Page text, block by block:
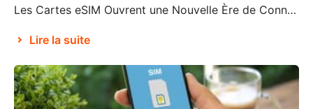
Les Cartes eSIM Ouvrent une Nouvelle Ère de Connectivité Selon Brian X. Chen, journaliste du New York Times spécialisé dans les technologies grand public, bientôt « la carte SIM physique n’existera plus« . C’est en partie grâce à la décision d’Apple de supprimer le support de carte SIM de l’iPhone 14, ce qui en fait le premier […]
Lire la suite